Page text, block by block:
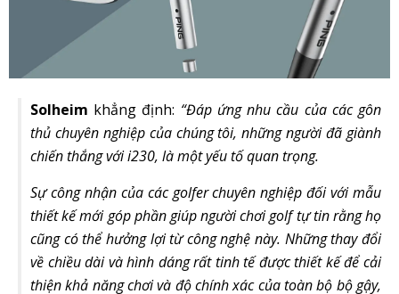
Solheim khẳng định: “Đáp ứng nhu cầu của các gôn
thủ chuyên nghiệp của chúng tôi, những người đã giành
chiến thắng với i230, là một yếu tố quan trọng.
Sự công nhận của các golfer chuyên nghiệp đối với mẫu
thiết kế mới góp phần giúp người chơi golf tự tin rằng họ
cũng có thể hưởng lợi từ công nghệ này. Những thay đổi
về chiều dài và hình dáng rất tinh tế được thiết kế để cải
thiện khả năng chơi và độ chính xác của toàn bộ bộ gậy,